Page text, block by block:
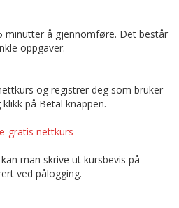
minutter å gjennomføre. Det består
oppgaver.
og registrer deg som bruker
på Betal knappen.
gratis nettkurs
man skrive ut kursbevis på
ved pålogging.